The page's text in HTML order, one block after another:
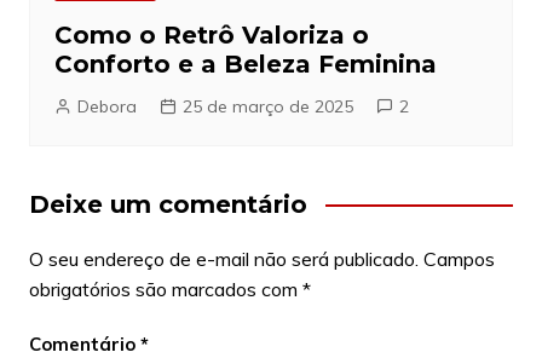
Como o Retrô Valoriza o
Conforto e a Beleza Feminina
Debora 25 de março de 2025 2
Deixe um comentário
O seu endereço de e-mail não será publicado. Campos
obrigatórios são marcados com *
Comentário *